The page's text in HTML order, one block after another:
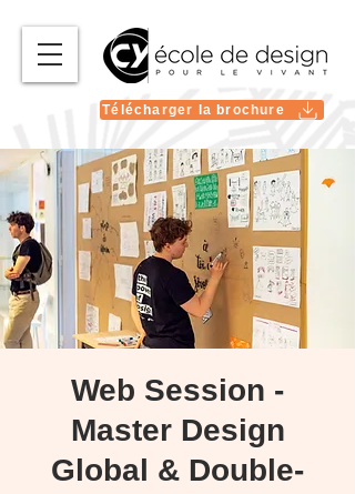
Télécharger la brochure
Web Session -
Master Design
Global & Double-